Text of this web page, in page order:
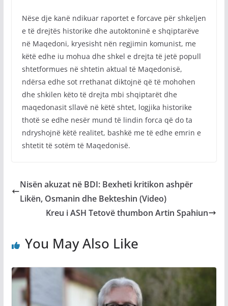
Nëse dje kanë ndikuar raportet e forcave për shkeljen
e të drejtës historike dhe autoktoninë e shqiptarëve
në Maqedoni, kryesisht nën regjimin komunist, me
këtë edhe iu mohua dhe shkel e drejta të jetë popull
shtetformues në shtetin aktual të Maqedonisë,
ndërsa edhe sot rrethanat diktojnë që të mohohen
dhe shkilen këto të drejta mbi shqiptarët dhe
maqedonasit sllavë në këtë shtet, logjika historike
thotë se edhe nesër mund të lindin forca që do ta
ndryshojnë këtë realitet, bashkë me të edhe emrin e
shtetit të sotëm të Maqedonisë.
Nisën akuzat në BDI: Bexheti kritikon ashpër
Likën, Osmanin dhe Bekteshin (Video)
Kreu i ASH Tetovë thumbon Artin Spahiun
You May Also Like